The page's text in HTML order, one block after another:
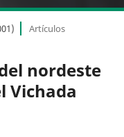
Artículos
nordeste
Vichada